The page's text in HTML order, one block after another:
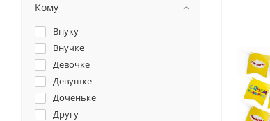
Кому
Внуку
Внучке
Девочке
Девушке
Доченьке
Другу